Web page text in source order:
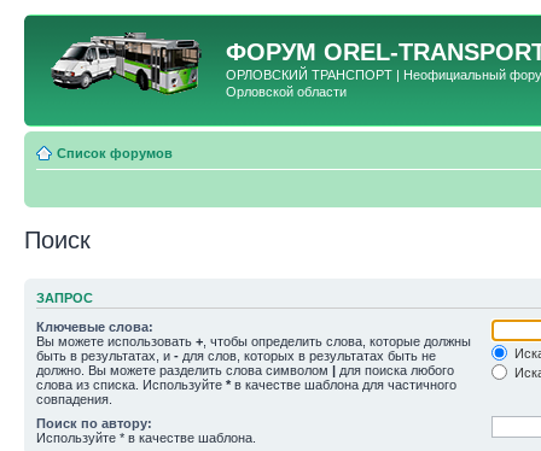
ФОРУМ OREL-
ОРЛОВСКИЙ ТРАНСПОРТ | Неофициальный форум
Орловской области
Список форумов
Поиск
ЗАПРОС
Ключевые слова:
Вы можете использовать + , чтобы определить слова, которые должны
быть в результатах, и - для слов, которых в результатах быть не
должно. Вы можете разделить слова символом | для поиска любого
слова из списка. Используйте * в качестве шаблона для частичного
совпадения.
Поиск по автору:
Используйте * в качестве шаблона.